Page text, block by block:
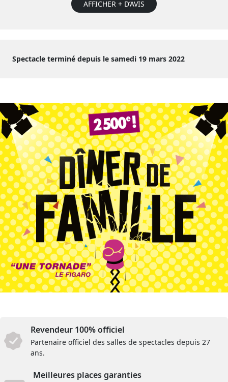
AFFICHER + D’AVIS
Spectacle terminé depuis le samedi 19 mars 2022
Revendeur 100% officiel
Partenaire officiel des salles de spectacles depuis 27
ans.
Meilleures places garanties